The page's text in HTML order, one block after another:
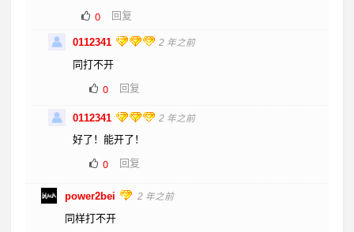
0
回复
0112341 2 年之前
同打不开
0
回复
0112341 2 年之前
好了！能开了！
0
回复
power2bei 2 年之前
同样打不开